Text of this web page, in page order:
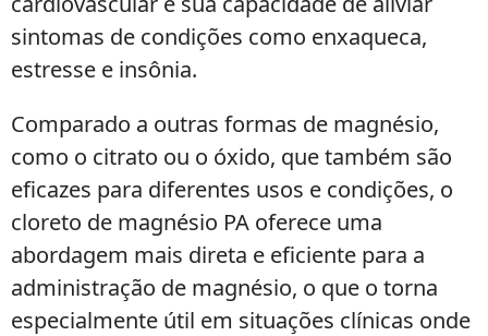
sintomas de condições como enxaqueca,
estresse e insônia.
Comparado a outras formas de magnésio,
como o citrato ou o óxido, que também são
eficazes para diferentes usos e condições, o
cloreto de magnésio PA oferece uma
abordagem mais direta e eficiente para a
administração de magnésio, o que o torna
especialmente útil em situações clínicas onde